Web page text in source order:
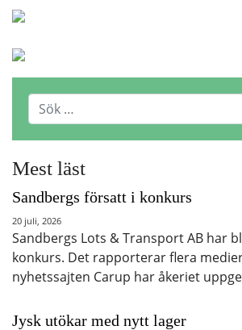
Mest läst
Sandbergs försatt i konkurs
20 juli, 2026
Sandbergs Lots & Transport AB har
konkurs. Det rapporterar flera
nyhetssajten Carup har åkeriet
Jysk utökar med nytt lager